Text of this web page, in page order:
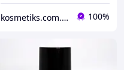
kosmetiks.com.ua 100%